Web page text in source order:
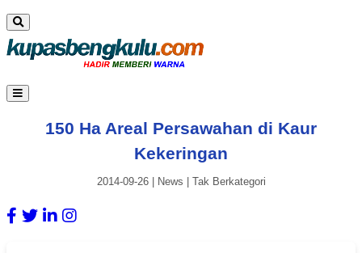
150 Ha Areal Persawahan di Kaur
Kekeringan
2014-09-26| News Tak Berkategori